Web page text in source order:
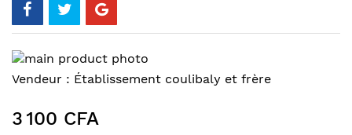
Skip
to
end
of
Skip
the
beginning
Vendeur : Établissement coulibaly et frère
3 100 CFA